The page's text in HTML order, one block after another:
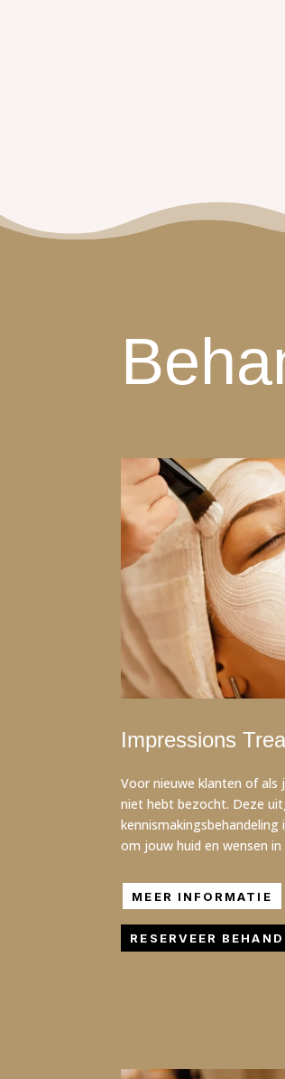
Impressions
Voor nieuwe klanten of als
niet hebt bezocht. Deze
om jouw huid en wensen
MEER INFORMATIE
RESERVEER